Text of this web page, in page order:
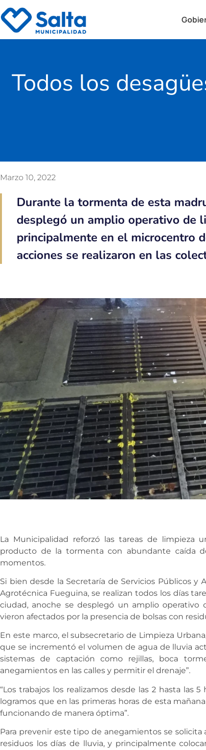
Todos los
Marzo 10, 2022
Durante la tormenta de esta
desplegó un amplio operativo de
principalmente en el microcentro
acciones se realizaron en las
La Municipalidad reforzó las tareas de limpieza
producto de la tormenta con abundante caída
momentos.
Si bien desde la Secretaría de Servicios Públicos
Agrotécnica Fueguina, se realizan todos los días
ciudad, anoche se desplegó un amplio operativo
vieron afectados por la presencia de bolsas con
En este marco, el subsecretario de Limpieza
que se incrementó el volumen de agua de lluvia
sistemas de captación como rejillas, boca
anegamientos en las calles y permitir el drenaje”.
“Los trabajos los realizamos desde las 2 hasta las
logramos que en las primeras horas de esta
funcionando de manera óptima”.
Para prevenir este tipo de anegamientos se solicita
residuos los días de lluvia, y principalmente